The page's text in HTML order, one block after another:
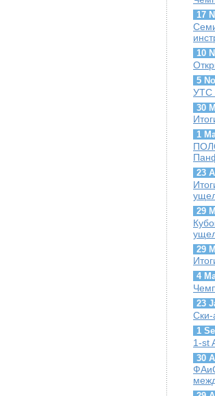
17
10
5
УТС
30
1
23
29
29
4
23
1
1-st
30